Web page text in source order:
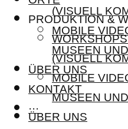
(VISUELL
MOBILE
MUSEEN
ÜBER UNS
KONTAKT
···
PRODUKTION &
(VISUELL
MOBILE
MUSEEN
ÜBER UNS